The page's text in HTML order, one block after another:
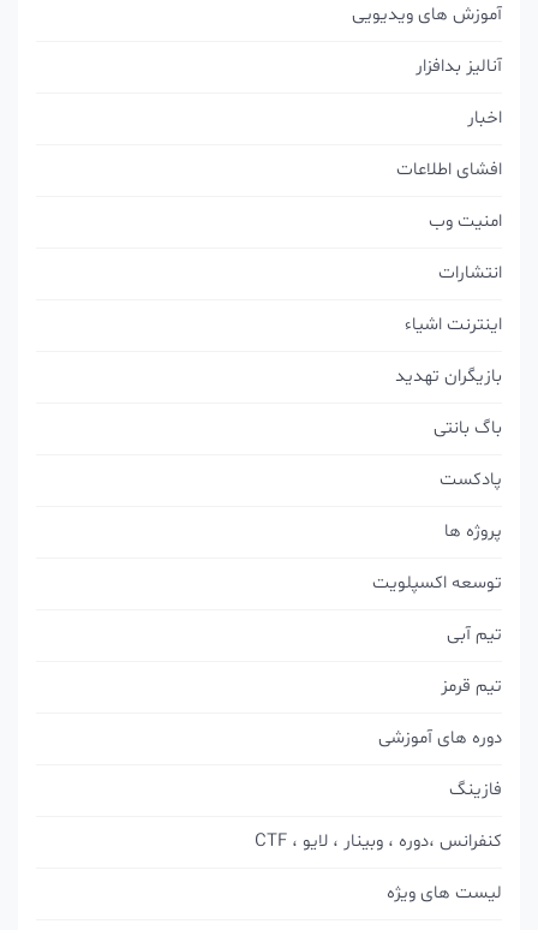
آموزش های ویدیویی
آنالیز بدافزار
افشای اطلاعات
امنیت وب
انتشارات
اینترنت اشیاء
بازیگران تهدید
باگ بانتی
پادکست
پروژه ها
توسعه اکسپلویت
تیم آبی
تیم قرمز
دوره های آموزشی
فازینگ
کنفرانس ،دوره ، وبینار ، لایو ، CTF
لیست های ویژه